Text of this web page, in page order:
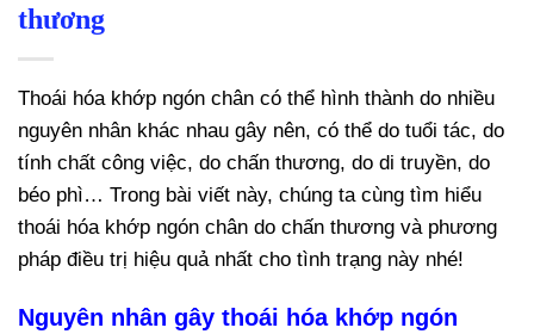
thương
Thoái hóa khớp ngón chân có thể hình thành do nhiều
nguyên nhân khác nhau gây nên, có thể do tuổi tác, do
tính chất công việc, do chấn thương, do di truyền, do
béo phì… Trong bài viết này, chúng ta cùng tìm hiểu
thoái hóa khớp ngón chân do chấn thương và phương
pháp điều trị hiệu quả nhất cho tình trạng này nhé!
Nguyên nhân gây thoái hóa khớp ngón